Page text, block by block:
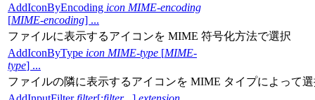
AddIconByEncoding icon MIME-encoding
[MIME-encoding] ...
ファイルに表示するアイコンを MIME 符号化方法で選択
AddIconByType icon MIME-type [MIME-
type] ...
ファイルの隣に表示するアイコンを MIME タイプによって